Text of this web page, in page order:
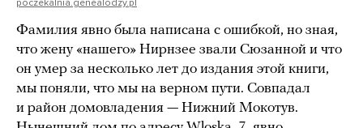
poczekalnia.genealodzy.pl
Фамилия явно была написана с ошибкой, но зная,
что жену «нашего» Нирнзее звали Сюзанной и что
он умер за несколько лет до издания этой книги,
мы поняли, что мы на верном пути. Совпадал
и район домовладения — Нижний Мокотув.